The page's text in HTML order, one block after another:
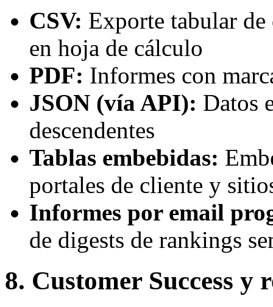
CSV: Exporte tabular de
en hoja de cálculo
PDF: Informes con
JSON (vía API): Datos
descendentes
Tablas embebidas:
portales de cliente y
Informes por email
de digests de rankings
8. Customer Success y